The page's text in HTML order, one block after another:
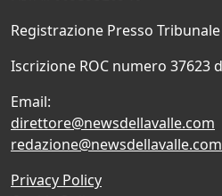
Registrazione Presso
Iscrizione ROC numero 37623
Email:
direttore@newsdellavalle.com
redazione@newsdellavalle.com
Privacy Policy